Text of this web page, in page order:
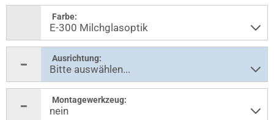
Farbe:
Ausrichtung:
Montagewerkzeug: